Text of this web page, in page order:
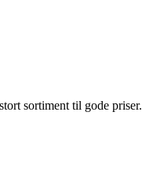
sortiment til gode priser.